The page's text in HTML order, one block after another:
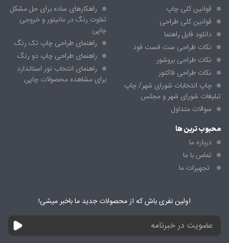
قوانین کلی چاپ
قوانین کلی طراحی
دانلود فایل راهنما
نکات طراحی ست فست فود
نکات طراحی بروشور
نکات طراحی فاکتور
چاپ انتخابات شورای شهر/ چاپ
تبلیغات شورای شهر و مجلس
سوالات متداول
راهکارهای ساده برای حل مشکل
تفاوت رنگ در مانیتور و خروجی
چاپی
راهنمای طراحی چاپ تک رنگ
راهنمای طراحی چاپ دو رنگ
راهنمای انتخاب نور استاندارد
برای مشاهده محصولات چاپی
محبوب ترین ها
درباره ما
تماس با ما
تجهیزات ما
اولین نفری باش که از محصولات جدید ما باخبر میشی!